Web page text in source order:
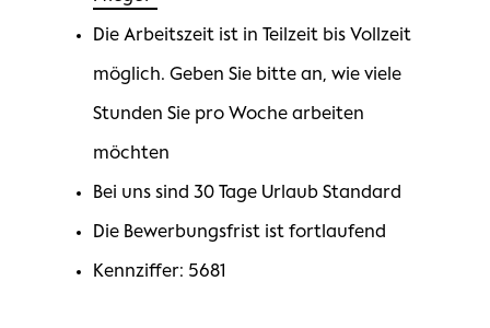
Die Arbeitszeit ist in Teilzeit bis Vollzeit
möglich. Geben Sie bitte an, wie viele
Stunden Sie pro Woche arbeiten
möchten
Bei uns sind 30 Tage Urlaub Standard
Die Bewerbungsfrist ist fortlaufend
Kennziffer: 5681